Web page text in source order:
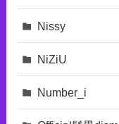
Nissy
NiZiU
Number_i